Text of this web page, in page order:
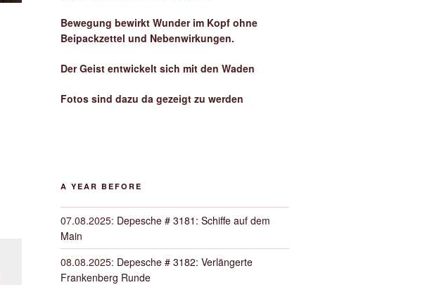
Bewegung bewirkt Wunder im Kopf ohne
Beipackzettel und Nebenwirkungen.
Der Geist entwickelt sich mit den Waden
Fotos sind dazu da gezeigt zu werden
A YEAR BEFORE
07.08.2025: Depesche # 3181: Schiffe auf dem
Main
08.08.2025: Depesche # 3182: Verlängerte
Frankenberg Runde